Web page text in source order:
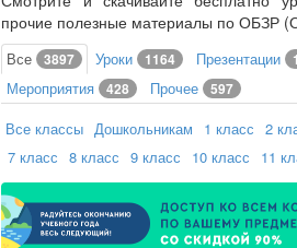
прочие полезные материалы по ОБЗР
Все 3897 Уроки 1164 Презентации
Мероприятия 428 Прочее 597
Все классы Дошкольникам 1 класс 2
7 класс 8 класс 9 класс 10 класс 11